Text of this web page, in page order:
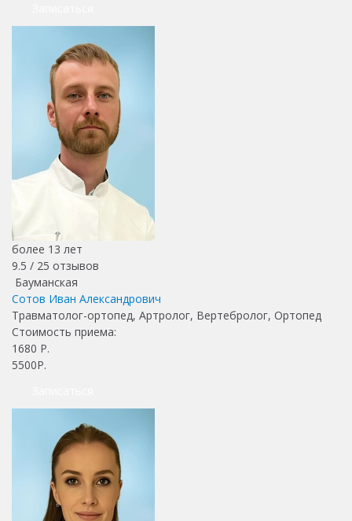
более 13 лет
9.5 / 25 отзывов
Бауманская
Сотов Иван Александрович
Травматолог-ортопед, Артролог, Вертебролог, Ортопед
Стоимость приема:
1680 Р.
5500Р.